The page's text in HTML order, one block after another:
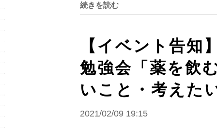
続きを読む
【イベント告
勉強会「薬を飲
いこと・考えた
2021/02/09 19:15